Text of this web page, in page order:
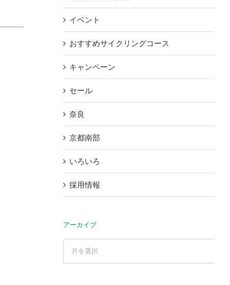
イベント
おすすめサイクリングコース
キャンペーン
セール
奈良
京都南部
いろいろ
採用情報
アーカイブ